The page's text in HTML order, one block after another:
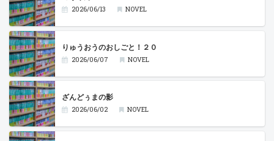
2026/06/13 NOVEL
りゅうおうのおしごと！２０
2026/06/07 NOVEL
ざんどぅまの影
2026/06/02 NOVEL